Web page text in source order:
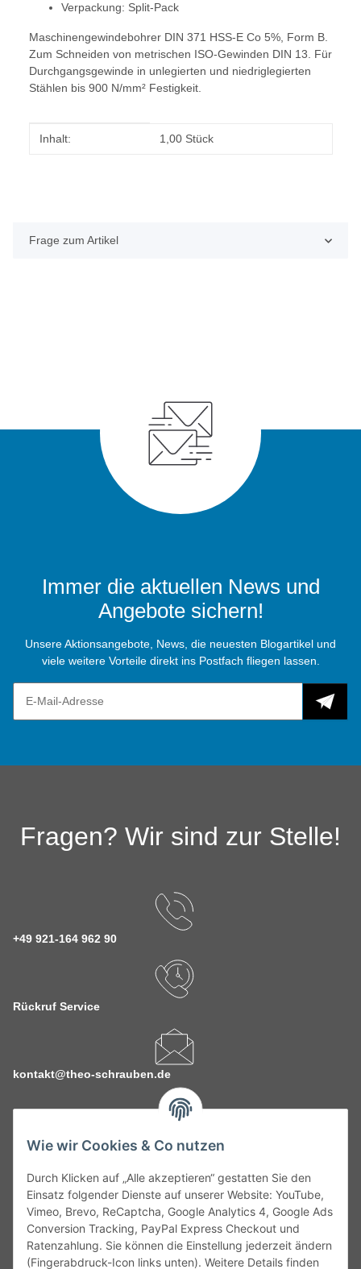
Wie wir Cookies & Co nutzen
Durch Klicken auf „Alle akzeptieren“ gestatten Sie den
Einsatz folgender Dienste auf unserer Website: YouTube,
Vimeo, Brevo, ReCaptcha, Google Analytics 4, Google Ads
Conversion Tracking, PayPal Express Checkout und
Ratenzahlung. Sie können die Einstellung jederzeit ändern
(Fingerabdruck-Icon links unten). Weitere Details finden
Verpackung: Split-Pack
Maschinengewindebohrer DIN 371 HSS-E Co 5%, Form B.
Zum Schneiden von metrischen ISO-Gewinden DIN 13. Für
Durchgangsgewinde in unlegierten und niedriglegierten
Stählen bis 900 N/mm² Festigkeit.
Produkteigenschaft
Wert
Inhalt: 1,00 Stück
Frage zum Artikel
Immer die aktuellen News und
Angebote sichern!
Unsere Aktionsangebote, News, die neuesten Blogartikel und
viele weitere Vorteile direkt ins Postfach fliegen lassen.
Fragen? Wir sind zur Stelle!
+49 921-164 962 90
Rückruf Service
kontakt@theo-schrauben.de
Service
Gesetzliche Informationen